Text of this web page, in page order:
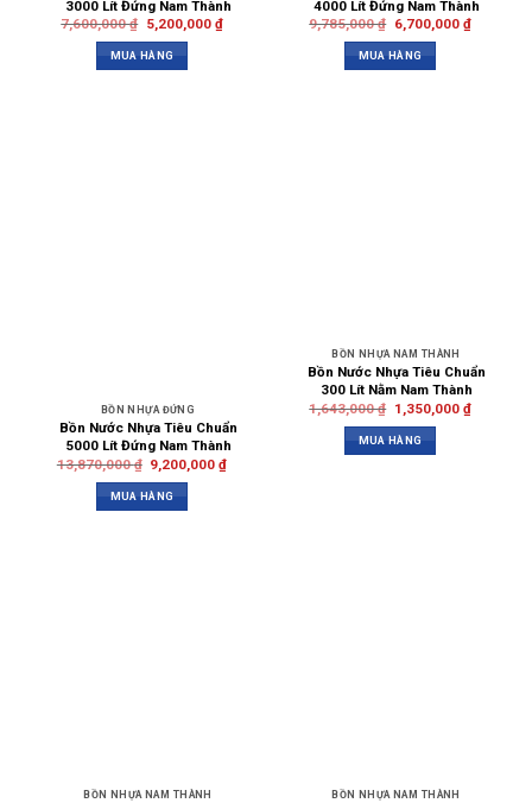
3000 Lít Đứng Nam Thành
7,600,000₫ 5,200,000 ₫
MUA HÀNG
4000 Lít Đứng Nam Thành
9,785,000₫ 6,700,000 ₫
MUA HÀNG
BỒN NHỰA ĐỨNG
Bồn Nước Nhựa Tiêu Chuẩn
5000 Lít Đứng Nam Thành
13,870,000₫ 9,200,000₫
MUA HÀNG
BỒN NHỰA NAM THÀNH
Bồn Nước Nhựa Tiêu Chuẩn
300 Lít Nằm Nam Thành
1,643,000₫ 1,350,000 ₫
MUA HÀNG
BỒN NHỰA NAM THÀNH BỒN NHỰA NAM THÀNH